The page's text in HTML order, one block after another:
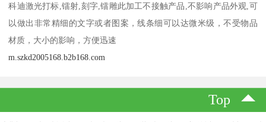
科迪激光打标,镭射,刻字,镭雕此加工不接触产品,不影响产品外观,可
以做出非常精细的文字或者图案，线条细可以达微米级，不受物品
材质，大小的影响，方便迅速
m.szkd2005168.b2b168.com
Top